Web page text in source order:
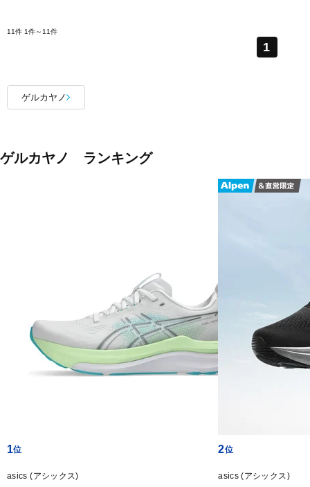
11件 1件～11件
1
ゲルカヤノ
ゲルカヤノ ランキング
1
asics (アシックス)
2
asics (アシックス)